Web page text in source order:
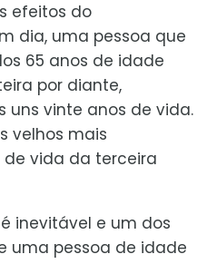
efeitos do
dia, uma pessoa que
65 anos de idade
por diante,
uns vinte anos de vida.
velhos mais
vida da terceira
inevitável e um dos
uma pessoa de idade